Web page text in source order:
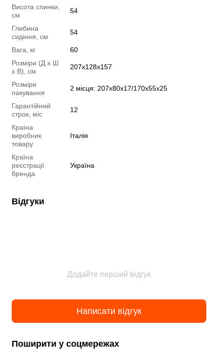
Висота спинки,
см
54
Глибина
сидіння, см
54
Вага, кг
60
Розміри (Д х Ш
х В), см
207х128х157
Розміри
пакування
2 місця: 207x80x17/170x55x25
Гарантійний
строк, міс
12
Країна
виробник
товару
Італія
Країна
реєстрації
бренда
Україна
Відгуки
Додайте перший відгук
Написати відгук
Поширити у соцмережах